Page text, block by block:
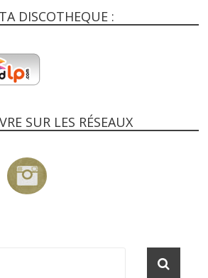
DISCOTHEQUE :
SUR LES RÉSEAUX